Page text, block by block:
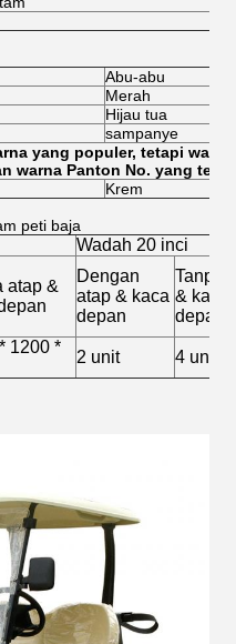
Abu-abu
Merah
Hijau tua
sampanye
yang populer, tetapi
warna Panton No. yang tepat
Krem
peti baja
Wadah 20 inci
atap &
Dengan
atap & kaca
depan
Tanpa
& kaca
depan
1200 *
2 unit 4 unit